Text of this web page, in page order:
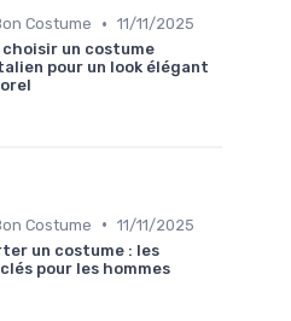
Costume • 11/11/2025
choisir un costume
pour un look élégant
Costume • 11/11/2025
un costume : les
pour les hommes